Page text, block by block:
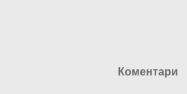
Коментари